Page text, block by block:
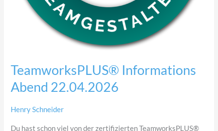
TeamworksPLUS® Informations
Abend 22.04.2026
Henry Schneider
Du hast schon viel von der zertifizierten TeamworksPLUS®